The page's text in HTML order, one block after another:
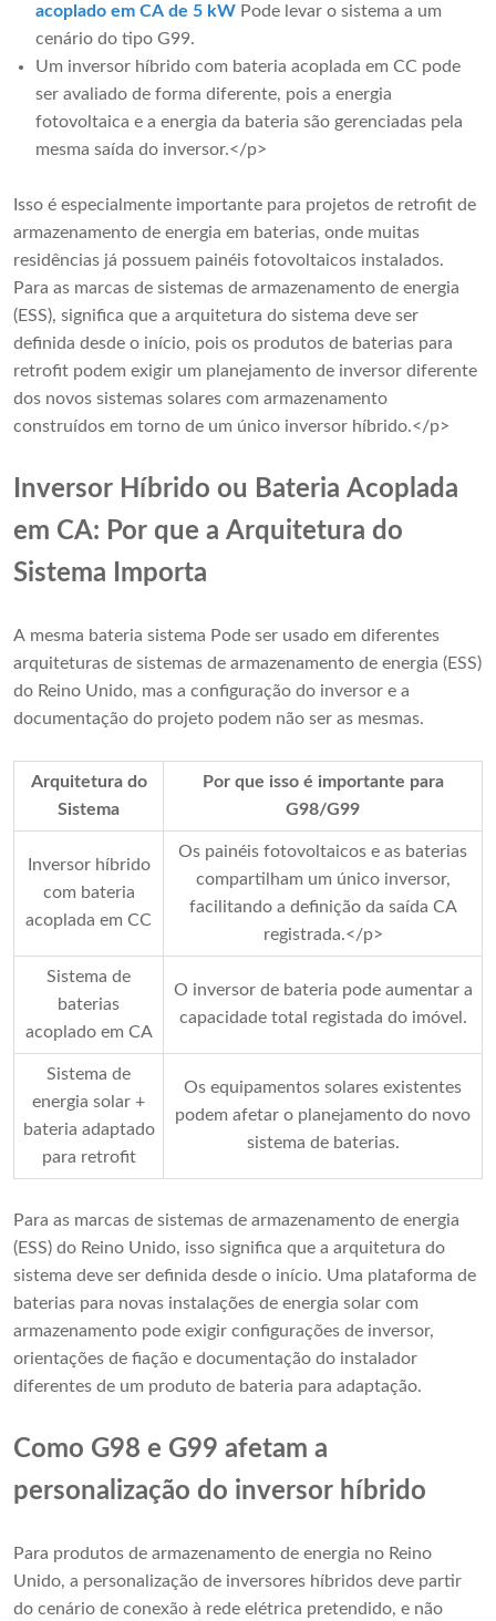
acoplado em CA de 5 kW Pode levar o sistema a um
cenário do tipo G99.
Um inversor híbrido com bateria acoplada em CC pode
ser avaliado de forma diferente, pois a energia
fotovoltaica e a energia da bateria são gerenciadas pela
mesma saída do inversor.</p>
Isso é especialmente importante para projetos de retrofit de
armazenamento de energia em baterias, onde muitas
residências já possuem painéis fotovoltaicos instalados.
Para as marcas de sistemas de armazenamento de energia
(ESS), significa que a arquitetura do sistema deve ser
definida desde o início, pois os produtos de baterias para
retrofit podem exigir um planejamento de inversor diferente
dos novos sistemas solares com armazenamento
construídos em torno de um único inversor híbrido.</p>
Inversor Híbrido ou Bateria Acoplada
em CA: Por que a Arquitetura do
Sistema Importa
A mesma bateria sistema Pode ser usado em diferentes
arquiteturas de sistemas de armazenamento de energia (ESS)
do Reino Unido, mas a configuração do inversor e a
documentação do projeto podem não ser as mesmas.
Arquitetura do
Sistema
Por que isso é importante para
G98/G99
Inversor híbrido
com bateria
acoplada em CC
Os painéis fotovoltaicos e as baterias
compartilham um único inversor,
facilitando a definição da saída CA
registrada.</p>
Sistema de
baterias
acoplado em CA
O inversor de bateria pode aumentar a
capacidade total registada do imóvel.
Sistema de
energia solar +
bateria adaptado
para retrofit
Os equipamentos solares existentes
podem afetar o planejamento do novo
sistema de baterias.
Para as marcas de sistemas de armazenamento de energia
(ESS) do Reino Unido, isso significa que a arquitetura do
sistema deve ser definida desde o início. Uma plataforma de
baterias para novas instalações de energia solar com
armazenamento pode exigir configurações de inversor,
orientações de fiação e documentação do instalador
diferentes de um produto de bateria para adaptação.
Como G98 e G99 afetam a
personalização do inversor híbrido
Para produtos de armazenamento de energia no Reino
Unido, a personalização de inversores híbridos deve partir
do cenário de conexão à rede elétrica pretendido, e não